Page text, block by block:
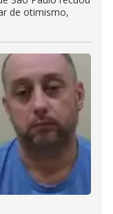
de otimismo,